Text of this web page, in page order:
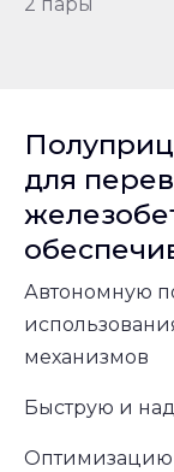
для
Автономную
механизмов
Быструю и
Оптимизацию